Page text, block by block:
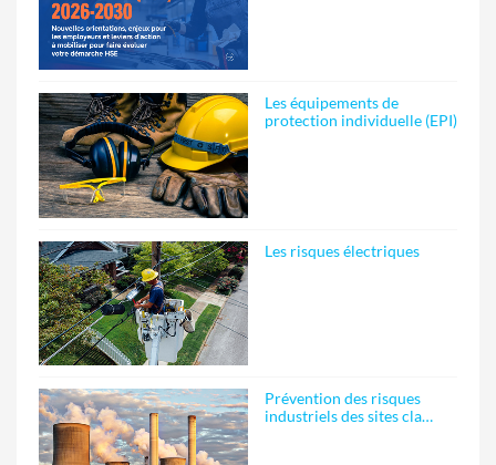
Les équipements de
protection individuelle (EPI)
Les risques électriques
Prévention des risques
industriels des sites cla…